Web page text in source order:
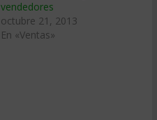
vendedores
octubre 21, 2013
En «Ventas»